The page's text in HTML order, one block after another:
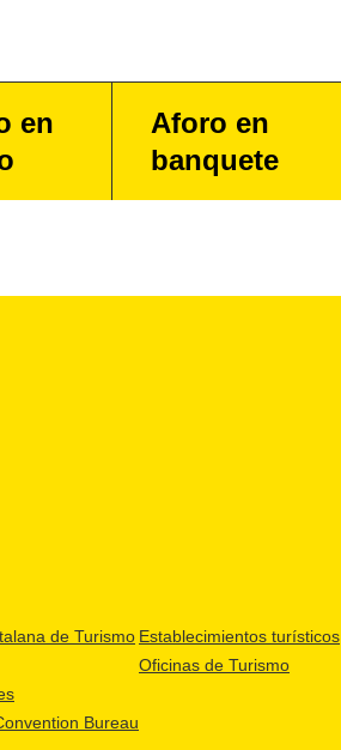
en
Aforo en
banquete
de Turismo
Bureau
Establecimientos turísticos
Oficinas de Turismo